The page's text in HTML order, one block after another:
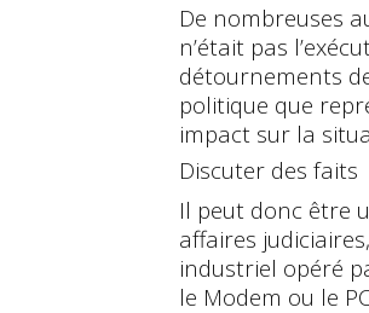
De nombreuses
n’était pas
détournements
politique que
impact sur la
Discuter des faits
Il peut donc être
affaires
industriel opéré
le Modem ou le